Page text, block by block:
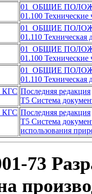
01 ОБЩИЕ
01.100 Технические
01 ОБЩИЕ
01.110
01 ОБЩИЕ
01.100 Технические
01 ОБЩИЕ
01.110
КГС Последняя редакция
Т5 Система
КГС Последняя редакция
Т5 Система
использования
73